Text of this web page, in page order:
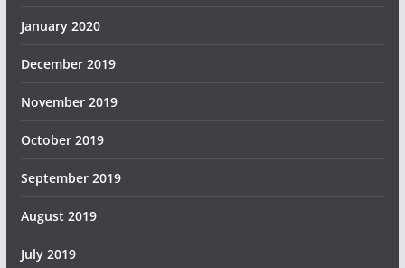
January 2020
December 2019
November 2019
October 2019
September 2019
August 2019
July 2019